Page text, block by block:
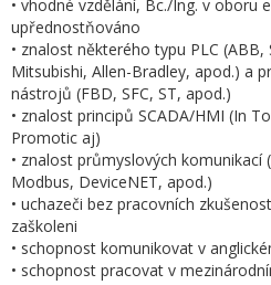
• vhodné vzdělání, Bc./Ing. v oboru
upřednostňováno
• znalost některého typu PLC (ABB,
Mitsubishi, Allen-Bradley, apod.) a
nástrojů (FBD, SFC, ST, apod.)
• znalost principů SCADA/HMI (In
Promotic aj)
• znalost průmyslových komunikací
Modbus, DeviceNET, apod.)
• uchazeči bez pracovních
zaškoleni
• schopnost komunikovat v
• schopnost pracovat v